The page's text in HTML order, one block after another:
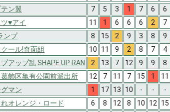
ン翼 7 5 3 1 7 6 6
♥アイ 11 1 6 6 6 2 7
ンプ 8 15 2 9 3 8 9
ール!奇面組 10 11 9 2 8 7 4
アップ乱 SHAPE UP RAN 2 13 7 12 9 9 8
葛飾区亀有公園前派出所 12 7 11 7 15 1 11
マン 1 17 13 10 - - -
オレンジ・ロード 6 8 12 8 10 12 15